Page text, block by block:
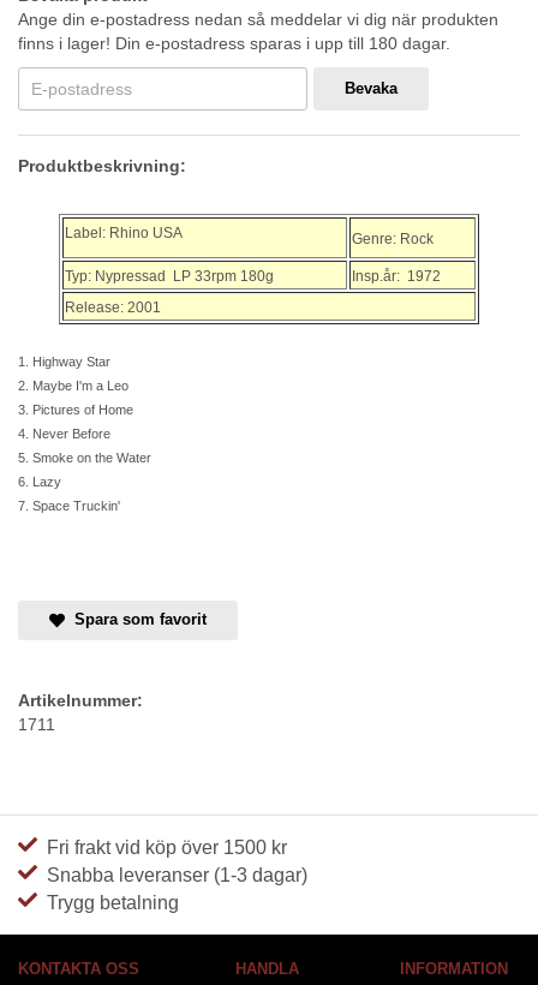
Ange din e-postadress nedan så meddelar vi dig när produkten
finns i lager! Din e-postadress sparas i upp till 180 dagar.
Bevaka
Produktbeskrivning:
Label: Rhino USA Genre: Rock
Typ: Nypressad LP 33rpm 180g
Insp.år: 1972
Release: 2001
1. Highway Star
2. Maybe I'm a Leo
3. Pictures of Home
4. Never Before
5. Smoke on the Water
6. Lazy
7. Space Truckin'
Spara som favorit
Artikelnummer:
1711
Fri frakt vid köp över 1500 kr
Snabba leveranser (1-3 dagar)
Trygg betalning
KONTAKTA OSS HANDLA INFORMATION